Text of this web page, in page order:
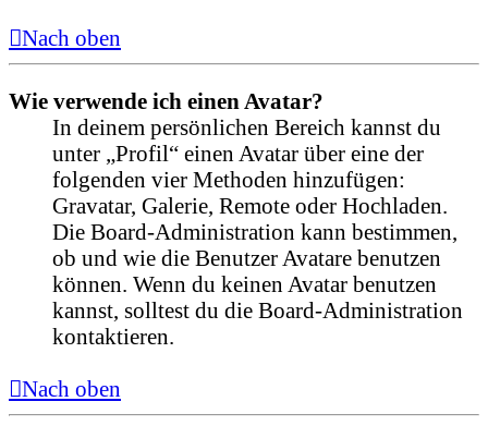
Nach oben
Wie verwende ich einen Avatar?
In deinem persönlichen Bereich kannst du
unter „Profil“ einen Avatar über eine der
folgenden vier Methoden hinzufügen:
Gravatar, Galerie, Remote oder Hochladen.
Die Board-Administration kann bestimmen,
ob und wie die Benutzer Avatare benutzen
können. Wenn du keinen Avatar benutzen
kannst, solltest du die Board-Administration
kontaktieren.
Nach oben